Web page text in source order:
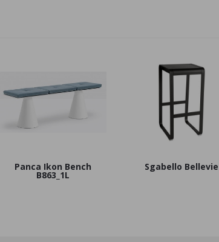
Panca Ikon Bench
B863_1L
Sgabello Bellevie